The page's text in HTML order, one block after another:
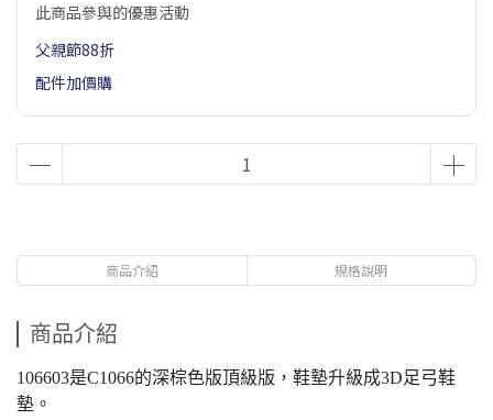
此商品參與的優惠活動
父親節88折
配件加價購
商品介紹 規格說明
商品介紹
106603是C1066的深棕色版頂級版，鞋墊升級成3D足弓鞋
墊。